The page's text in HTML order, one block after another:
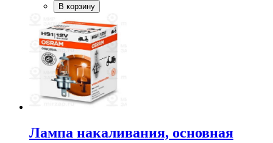
В корзину
Лампа накаливания, основная